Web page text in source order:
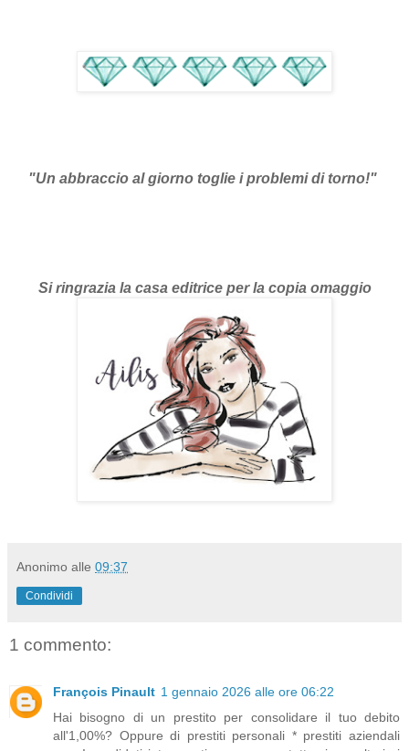
"Un abbraccio al giorno toglie i problemi di torno!"
Si ringrazia la casa editrice per la copia omaggio
Anonimo alle 09:37
Condividi
1 commento:
François Pinault 1 gennaio 2026 alle ore 06:22
Hai bisogno di un prestito per consolidare il tuo debito
all'1,00%? Oppure di prestiti personali * prestiti aziendali